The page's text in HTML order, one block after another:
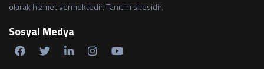
olarak hizmet vermektedir. Tanıtım sitesidir.
Sosyal Medya